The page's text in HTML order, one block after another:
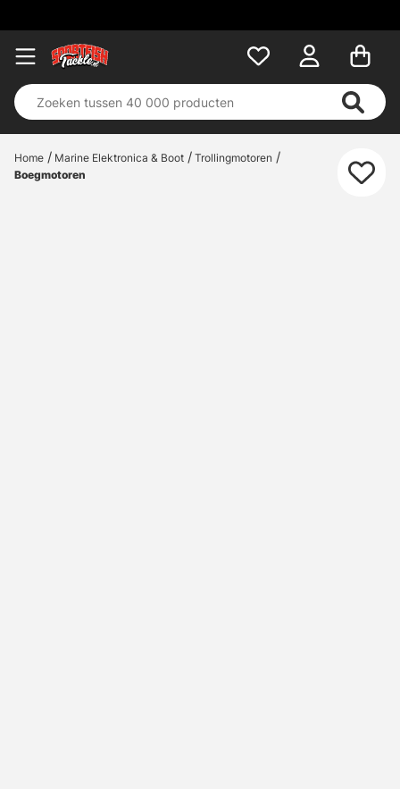
Home Marine Elektronica & Boot
Trollingmotoren
Boegmotoren